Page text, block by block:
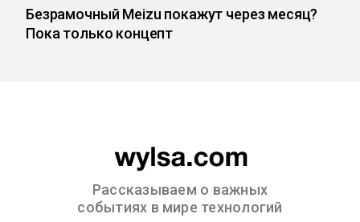
Безрамочный Meizu покажут через месяц?
Пока только концепт
Рассказываем о важных
событиях в мире технологий